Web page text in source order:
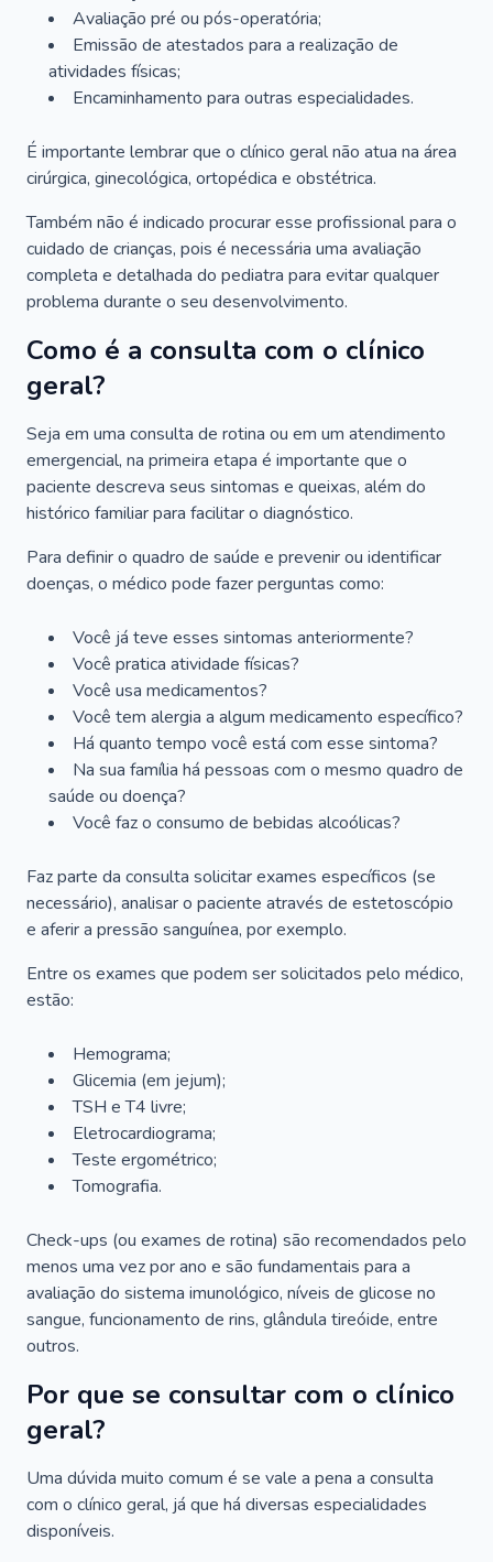
Avaliação pré ou pós-operatória;
Emissão de atestados para a realização de
atividades físicas;
Encaminhamento para outras especialidades.
É importante lembrar que o clínico geral não atua na área
cirúrgica, ginecológica, ortopédica e obstétrica.
Também não é indicado procurar esse profissional para o
cuidado de crianças, pois é necessária uma avaliação
completa e detalhada do pediatra para evitar qualquer
problema durante o seu desenvolvimento.
Como é a consulta com o clínico
geral?
Seja em uma consulta de rotina ou em um atendimento
emergencial, na primeira etapa é importante que o
paciente descreva seus sintomas e queixas, além do
histórico familiar para facilitar o diagnóstico.
Para definir o quadro de saúde e prevenir ou identificar
doenças, o médico pode fazer perguntas como:
Você já teve esses sintomas anteriormente?
Você pratica atividade físicas?
Você usa medicamentos?
Você tem alergia a algum medicamento específico?
Há quanto tempo você está com esse sintoma?
Na sua família há pessoas com o mesmo quadro de
saúde ou doença?
Você faz o consumo de bebidas alcoólicas?
Faz parte da consulta solicitar exames específicos (se
necessário), analisar o paciente através de estetoscópio
e aferir a pressão sanguínea, por exemplo.
Entre os exames que podem ser solicitados pelo médico,
estão:
Hemograma;
Glicemia (em jejum);
TSH e T4 livre;
Eletrocardiograma;
Teste ergométrico;
Tomografia.
Check-ups (ou exames de rotina) são recomendados pelo
menos uma vez por ano e são fundamentais para a
avaliação do sistema imunológico, níveis de glicose no
sangue, funcionamento de rins, glândula tireóide, entre
outros.
Por que se consultar com o clínico
geral?
Uma dúvida muito comum é se vale a pena a consulta
com o clínico geral, já que há diversas especialidades
disponíveis.